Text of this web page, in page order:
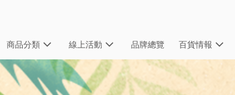
商品分類 線上活動 品牌總覽 百貨情報